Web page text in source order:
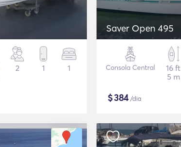
2 1 1
Saver Open 495
Consola Central
16 ft
5 m
$384/dia